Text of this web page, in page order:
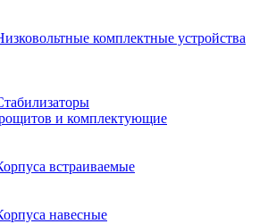
комплектные устройства
и комплектующие
встраиваемые
навесные